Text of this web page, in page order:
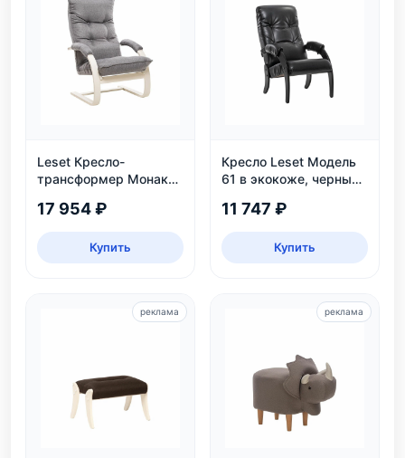
Leset Кресло-
трансформер Монако,
17 954 ₽
Купить
Кресло Leset Модель
61 в экокоже, черный
дачи
11 747 ₽
Купить
реклама реклама